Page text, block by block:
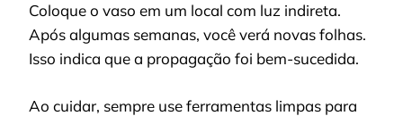
Coloque o vaso em um local com luz indireta.
Após algumas semanas, você verá novas folhas.
Isso indica que a propagação foi bem-sucedida.
Ao cuidar, sempre use ferramentas limpas para